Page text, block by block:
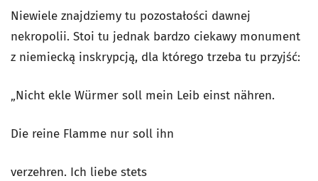
Niewiele znajdziemy tu pozostałości dawnej
nekropolii. Stoi tu jednak bardzo ciekawy monument
z niemiecką inskrypcją, dla którego trzeba tu przyjść:
„Nicht ekle Würmer soll mein Leib einst nähren.
Die reine Flamme nur soll ihn
verzehren. Ich liebe stets